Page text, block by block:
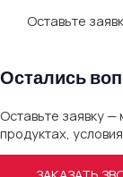
Оставьте
Остались
Оставьте заявку
продуктах,